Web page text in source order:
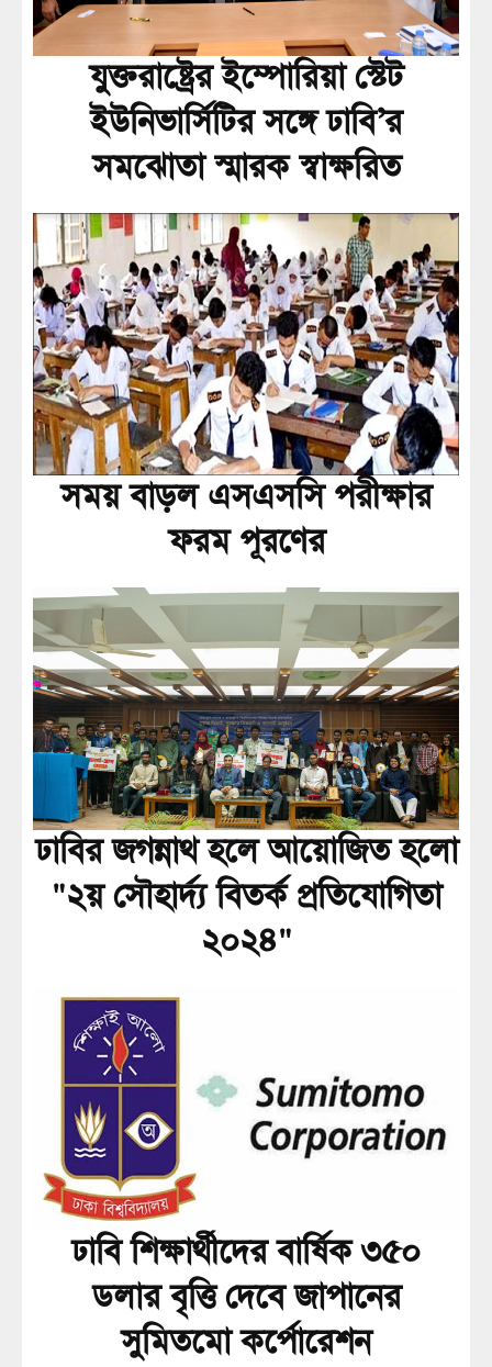
যুক্তরাষ্ট্রের ইম্পোরিয়া স্টেট
ইউনিভার্সিটির সঙ্গে ঢাবি’র
সমঝোতা স্মারক স্বাক্ষরিত
সময় বাড়ল এসএসসি পরীক্ষার
ফরম পূরণের
ঢাবির জগন্নাথ হলে আয়োজিত হলো
"২য় সৌহার্দ্য বিতর্ক প্রতিযোগিতা
২০২৪"
ঢাবি শিক্ষার্থীদের বার্ষিক ৩৫০
ডলার বৃত্তি দেবে জাপানের
সুমিতমো কর্পোরেশন